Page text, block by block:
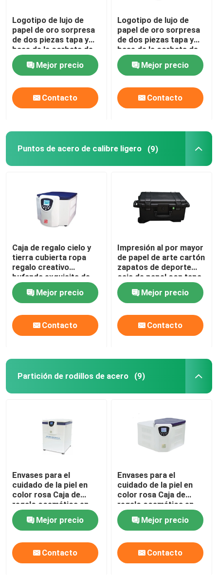
Logotipo de lujo de
papel de oro sorpresa
de dos piezas tapa y
base de la corbata de
cartón regalo de
cumpleaños caja de
embalaje de papel
Mejor precio
Contacto
Logotipo de lujo de
papel de oro sorpresa
de dos piezas tapa y
base de la corbata de
cartón regalo de
cumpleaños caja de
embalaje de papel
Mejor precio
Contacto
Puntos de acero de calibre ligero (9)
Caja de regalo cielo y
tierra cubierta ropa
regalo creativo
bufanda exquisita de
alta calidad regalo caja
vacía Mejor precio
Contacto
Impresión al por mayor
de papel de arte cartón
zapatos de deporte
caja de papel con tapa
logotipo personalizado
para el embalaje de
almacenamiento de
zapatos
Mejor precio
Contacto
Partición de rodillos de acero (9)
Envases para el
cuidado de la piel en
color rosa Caja de
regalo cosmética en
forma de libro Caja de
papel magnético para
el cuidado de la piel
Botellas cosméticas
con inserto
Mejor precio
Contacto
Envases para el
cuidado de la piel en
color rosa Caja de
regalo cosmética en
forma de libro Caja de
papel magnético para
el cuidado de la piel
Botellas cosméticas
con inserto
Mejor precio
Contacto